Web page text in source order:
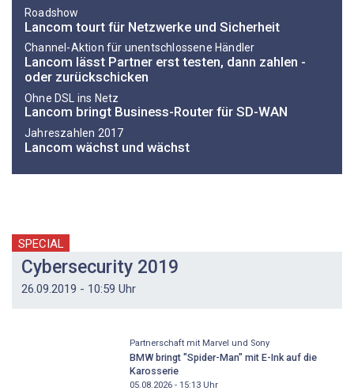
Roadshow
Lancom tourt für Netzwerke und Sicherheit
Channel-Aktion für unentschlossene Händler
Lancom lässt Partner erst testen, dann zahlen -
oder zurückschicken
Ohne DSL ins Netz
Lancom bringt Business-Router für SD-WAN
Jahreszahlen 2017
Lancom wächst und wächst
SPECIAL
Cybersecurity 2019
26.09.2019 - 10:59 Uhr
Partnerschaft mit Marvel und Sony
BMW bringt "Spider-Man" mit E-Ink auf die
Karosserie
05.08.2026 - 15:13Uhr